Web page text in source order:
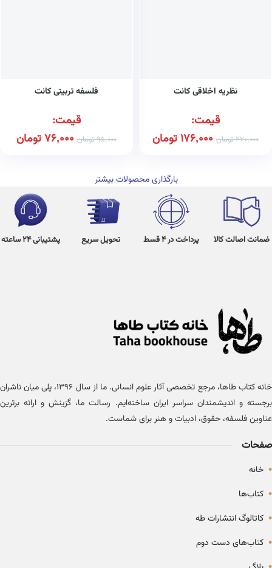
نظریه اخلاقی کانت
قیمت:
220,000تومان 176,000تومان
فلسفه تربیتی کانت
قیمت:
95,000تومان 76,000تومان
بارگذاری محصولات بیشتر
ضمانت اصالت کالا پرداخت در 4 قسط تحویل سریع پشتیبانی 24 ساعته
خانه کتاب طاها، مرجع تخصصی آثار علوم انسانی. ما از سال ۱۳۹۶، پلی میان ناشران
برجسته و اندیشمندان سراسر ایران ساخته‌ایم. رسالت ما، گزینش و ارائه برترین
عناوین فلسفه، حقوق، ادبیات و هنر برای شماست.
صفحات
• خانه
• کتاب‌ها
• کاتالوگ انتشارات طه
• کتاب‌های دست دوم